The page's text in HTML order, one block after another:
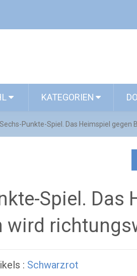
KATEGORIEN
Punkte-Spiel. Das Heimspiel
Spiel. Das
wird
: Schwarzrot